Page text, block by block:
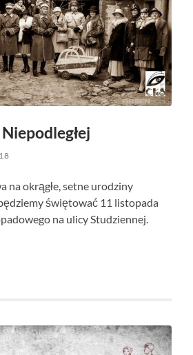
na okrągłe, setne urodziny
świętować 11 listopada
na ulicy Studziennej.